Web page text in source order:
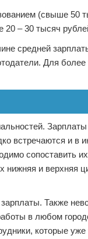
(свыше 50
20 – 30 тысяч
средней
Для
встречаются и в
сопоставить
нижняя и верхняя
Также
в любом
которые уже